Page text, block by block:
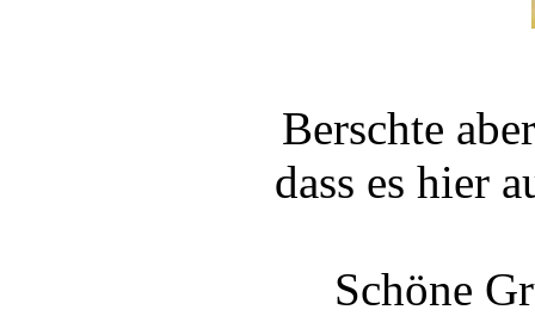
Berschte
dass es hier
Schöne